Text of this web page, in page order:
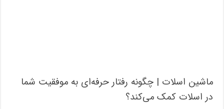
ماشین اسلات | چگونه رفتار حرفه‌ای به موفقیت شما
در اسلات کمک می‌کند؟